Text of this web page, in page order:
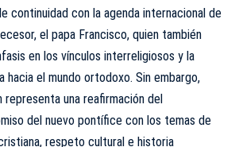
continuidad con la agenda internacional de
el papa Francisco, quien también
en los vínculos interreligiosos y la
hacia el mundo ortodoxo. Sin embargo,
representa una reafirmación del
del nuevo pontífice con los temas de
respeto cultural e historia